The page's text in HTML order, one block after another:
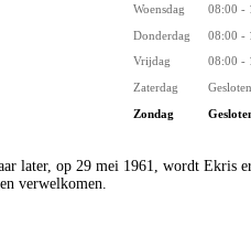
Woensdag
08:00 -
Donderdag
08:00 -
Vrijdag
08:00 -
Zaterdag
Gesloten
Zondag
later, op 29 mei 1961, wordt Ekris
verwelkomen.